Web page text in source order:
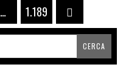
… 1.189